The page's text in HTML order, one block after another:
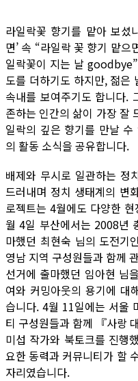
라일락꽃 향기를 맡아 보셨
면’ 속 “라일락 꽃 향기 맡으
일락꽃이 지는 날
도를 더하기도 하지만, 젊은
속내를 보여주기도 합니다.
존하는 인간의 삶이 가장 잘
일락의 깊은 향기를 만날
의 활동 소식을 공유합니다.
배제와 무시로 일관하는 정
드러내며 정치 생태계의 변
로젝트는 4월에도 다양한
월 4일 부산에서는 2008년
마했던 최현숙 님의 도전기
영남 지역 구성원들과 함께
선거에 출마했던 임아현 님
여와 커밍아웃의 용기에 대
습니다. 4월 11일에는 서울
티 구성원들과 함께 『사랑
미섭 작가와 북토크를 진행
요한 동력과 커뮤니티가 할
자리였습니다.